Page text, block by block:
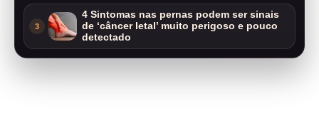
3
4 Sintomas nas pernas podem ser sinais
de ‘câncer letal’ muito perigoso e pouco
detectado